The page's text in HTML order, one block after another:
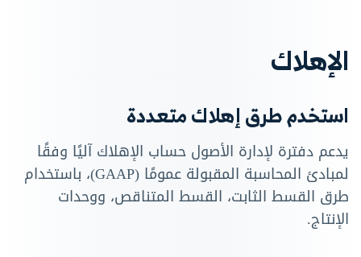
الإهلاك
استخدم طرق إهلاك متعددة
يدعم دفترة لإدارة الأصول حساب الإهلاك آليًا وفقًا
لمبادئ المحاسبة المقبولة عمومًا (GAAP)، باستخدام
طرق القسط الثابت، القسط المتناقص، ووحدات
الإنتاج.